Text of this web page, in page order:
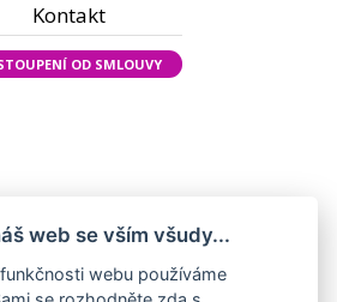
Kontakt
OD SMLOUVY
web se vším všudy...
webu používáme